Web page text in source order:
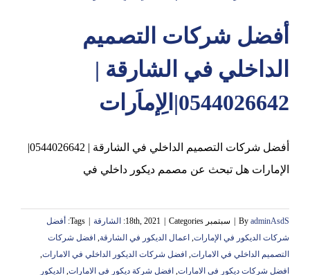
أفضل شركات التصميم
الداخلي في الشارقة |
0544026642|الِإماَرات
أفضل شركات التصميم الداخلي في الشارقة | 0544026642|
الإمارات هل تبحث عن مصمم ديكور داخلي في
By adminAsdS سبتمبر 18th, 2021 Categories: الشارقة Tags:
أفضل
شركات الديكور في الإمارات, اعمال الديكور في الشارقة, افضل شركات
التصميم الداخلي في الامارات, افضل شركات الديكور الداخلي في الامارات,
افضل شركات ديكور في الامارات, افضل شركة ديكور في الامارات, الديكور